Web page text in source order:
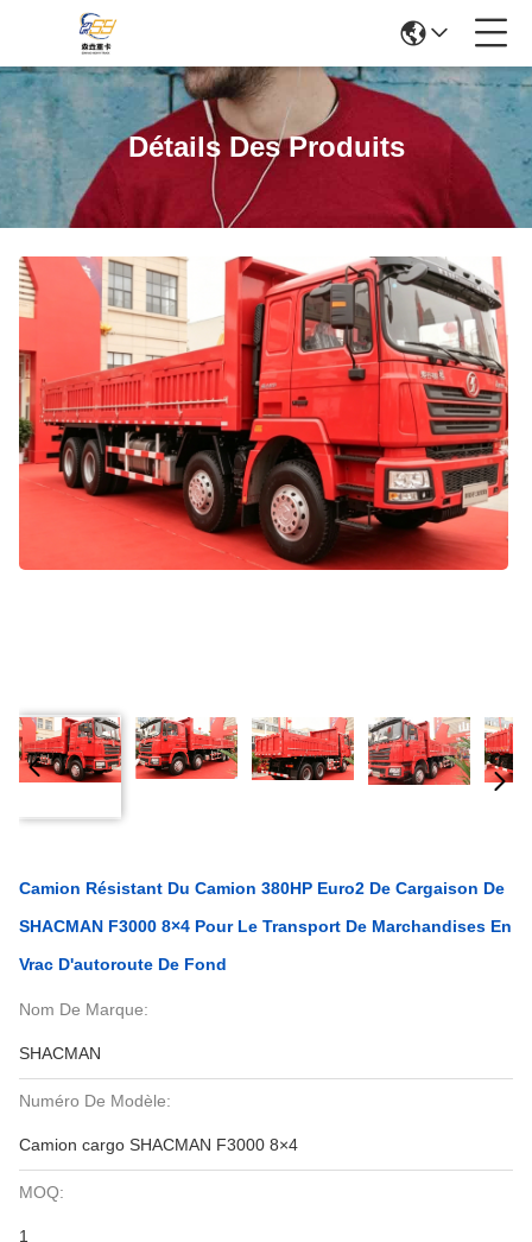
Détails Des Produits
Camion Résistant Du Camion 380HP Euro2 De Cargaison De
SHACMAN F3000 8×4 Pour Le Transport De Marchandises En
Vrac D'autoroute De Fond
Nom De Marque:
SHACMAN
Numéro De Modèle:
Camion cargo SHACMAN F3000 8×4
MOQ:
1